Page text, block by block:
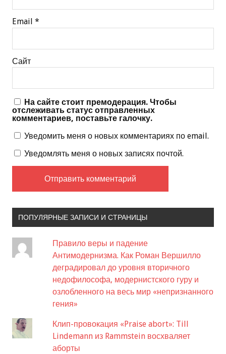
Email *
Сайт
На сайте стоит премодерация. Чтобы
отслеживать статус отправленных
комментариев, поставьте галочку.
Уведомить меня о новых комментариях по email.
Уведомлять меня о новых записях почтой.
ПОПУЛЯРНЫЕ ЗАПИСИ И СТРАНИЦЫ
Правило веры и падение
Антимодернизма. Как Роман Вершилло
деградировал до уровня вторичного
недофилософа, модернистского гуру и
озлобленного на весь мир «непризнанного
гения»
Клип-провокация «Praise abort»: Till
Lindemann из Rammstein восхваляет
аборты